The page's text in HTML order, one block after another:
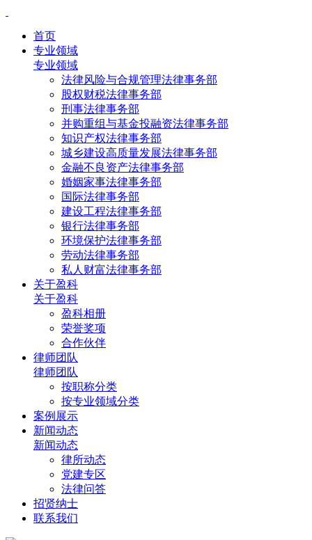
首页
专业领域
专业领域
法律风险与合规管理法律事务部
股权财税法律事务部
刑事法律事务部
并购重组与基金投融资法律事务部
知识产权法律事务部
城乡建设高质量发展法律事务部
金融不良资产法律事务部
婚姻家事法律事务部
国际法律事务部
建设工程法律事务部
银行法律事务部
环境保护法律事务部
劳动法律事务部
私人财富法律事务部
关于盈科
关于盈科
盈科相册
荣誉奖项
合作伙伴
律师团队
律师团队
按职称分类
按专业领域分类
案例展示
新闻动态
新闻动态
律所动态
党建专区
法律问答
招贤纳士
联系我们